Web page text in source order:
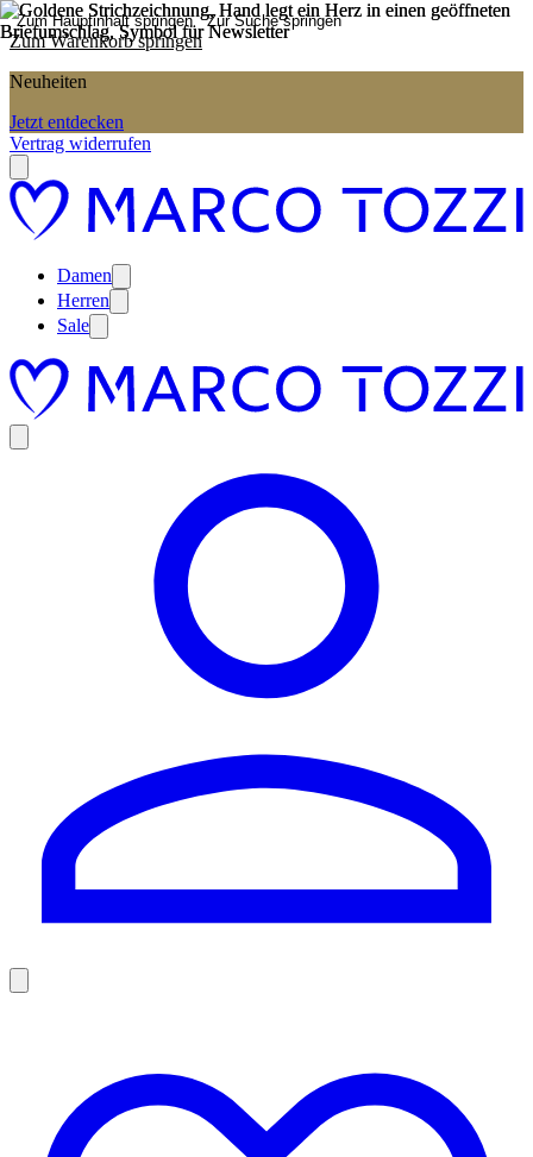
Zum Hauptinhalt springen Zur Suche springen
Zum Warenkorb springen
Neuheiten
Jetzt entdecken
Vertrag widerrufen
Damen
Herren
Sale